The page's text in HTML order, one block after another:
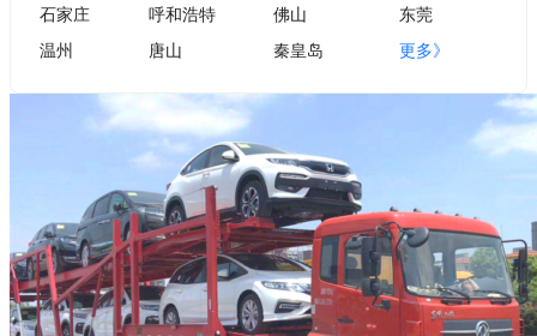
石家庄
呼和浩特 佛山
东莞
温州
唐山 秦皇岛 更多》